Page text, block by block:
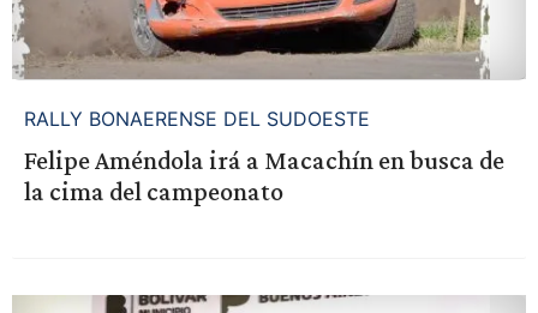
RALLY BONAERENSE DEL SUDOESTE
Felipe Améndola irá a Macachín en busca de
la cima del campeonato